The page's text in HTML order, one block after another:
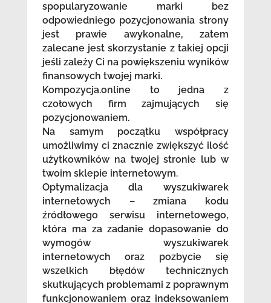
spopularyzowanie marki bez
odpowiedniego pozycjonowania strony
jest prawie awykonalne, zatem
zalecane jest skorzystanie z takiej opcji
jeśli zależy Ci na powiększeniu wyników
finansowych twojej marki.
Kompozycja.online to jedna z
czołowych firm zajmujących się
pozycjonowaniem.
Na samym początku współpracy
umożliwimy ci znacznie zwiększyć ilość
użytkowników na twojej stronie lub w
twoim sklepie internetowym.
Optymalizacja dla wyszukiwarek
internetowych – zmiana kodu
źródłowego serwisu internetowego,
która ma za zadanie dopasowanie do
wymogów wyszukiwarek
internetowych oraz pozbycie się
wszelkich błędów technicznych
skutkujących problemami z poprawnym
funkcjonowaniem oraz indeksowaniem